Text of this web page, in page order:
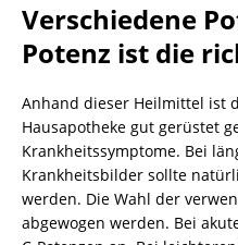
Verschiedene
Potenz ist die
Anhand dieser Heilmittel ist
Hausapotheke gut gerüstet
Krankheitssymptome. Bei
Krankheitsbilder sollte
werden. Die Wahl der
abgewogen werden. Bei